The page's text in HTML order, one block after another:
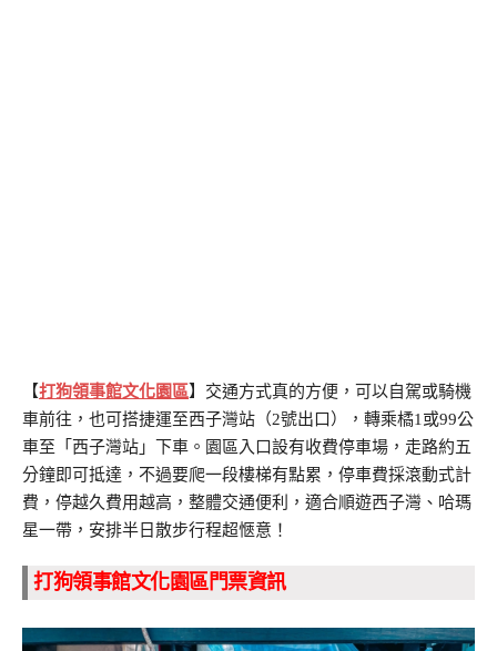
【打狗領事館文化園區】交通方式真的方便，可以自駕或騎機
車前往，也可搭捷運至西子灣站（2號出口），轉乘橘1或99公
車至「西子灣站」下車。園區入口設有收費停車場，走路約五
分鐘即可抵達，不過要爬一段樓梯有點累，停車費採滾動式計
費，停越久費用越高，整體交通便利，適合順遊西子灣、哈瑪
星一帶，安排半日散步行程超愜意！
打狗領事館文化園區門票資訊